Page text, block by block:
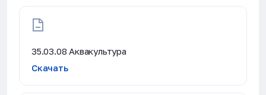
35.03.08 Аквакультура
Скачать